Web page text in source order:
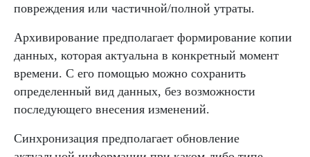
повреждения или частичной/полной утраты.
Архивирование предполагает формирование копии
данных, которая актуальна в конкретный момент
времени. С его помощью можно сохранить
определенный вид данных, без возможности
последующего внесения изменений.
Синхронизация предполагает обновление